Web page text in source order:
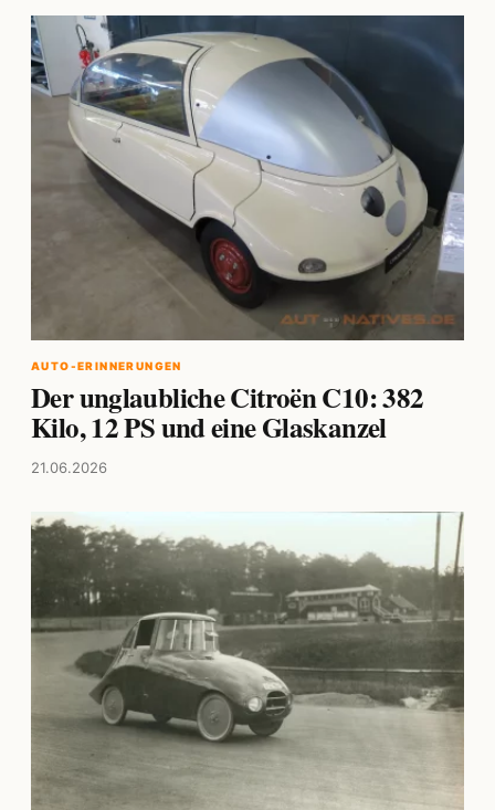
AUTO-ERINNERUNGEN
Der unglaubliche Citroën C10: 382
Kilo, 12 PS und eine Glaskanzel
21.06.2026